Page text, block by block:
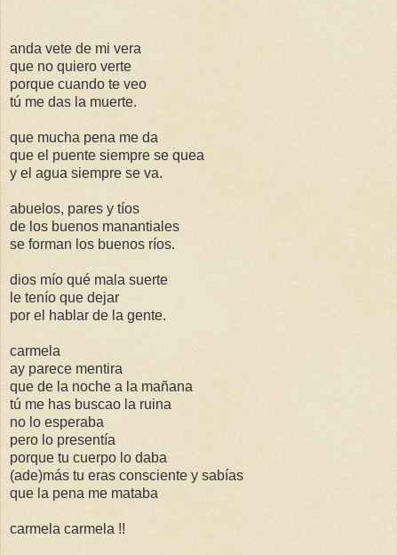
anda vete de mi vera
que no quiero verte
porque cuando te veo
tú me das la muerte.
que mucha pena me da
que el puente siempre se quea
y el agua siempre se va.
abuelos, pares y tíos
de los buenos manantiales
se forman los buenos ríos.
dios mío qué mala suerte
le tenío que dejar
por el hablar de la gente.
carmela
ay parece mentira
que de la noche a la mañana
tú me has buscao la ruina
no lo esperaba
pero lo presentía
porque tu cuerpo lo daba
(ade)más tu eras consciente y sabías
que la pena me mataba
carmela carmela !!